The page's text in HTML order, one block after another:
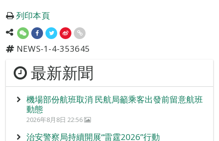
列印本頁
NEWS-1-4-353645
最新新聞
機場部份航班取消 民航局籲乘客出發前留意航班
動態
2026年8月8日 22:56
治安警察局持續開展“雷霆2026”行動